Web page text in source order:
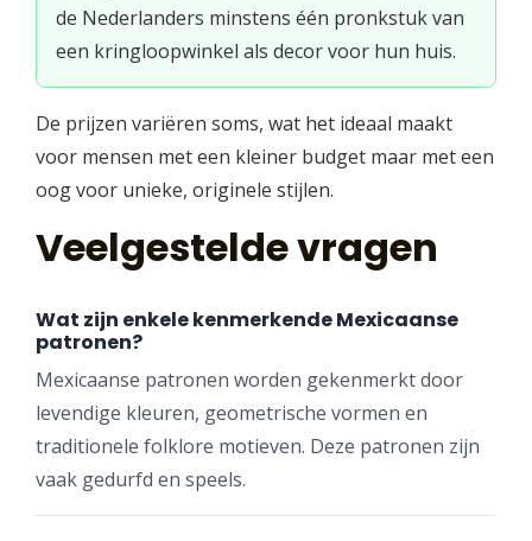
de Nederlanders minstens één pronkstuk van
een kringloopwinkel als decor voor hun huis.
De prijzen variëren soms, wat het ideaal maakt
voor mensen met een kleiner budget maar met een
oog voor unieke, originele stijlen.
Veelgestelde vragen
Wat zijn enkele kenmerkende Mexicaanse
patronen?
Mexicaanse patronen worden gekenmerkt door
levendige kleuren, geometrische vormen en
traditionele folklore motieven. Deze patronen zijn
vaak gedurfd en speels.